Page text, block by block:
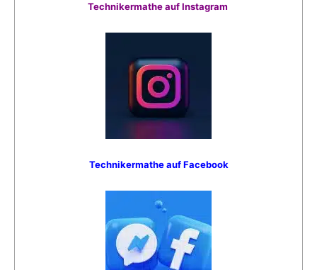
Technikermathe auf Instagram
Technikermathe auf Facebook